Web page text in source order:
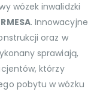
wózek inwalidzki
. Innowacyjne
oraz w
sprawiają,
którzy
pobytu w wózku